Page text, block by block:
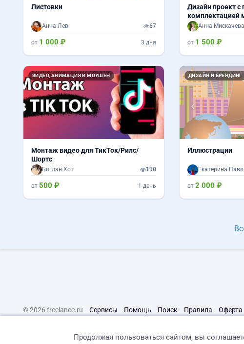
Листовки
Анна Лев 67
от 1 000 ₽ 3 дня
Дизайн проект с
комплектацией
Анна Мискачева
от 1 500 ₽
ВИДЕО, АНИМАЦИЯ И МОУШЕН
Монтаж видео для ТикТок/Рилс/
Шортс
Богдан Кот 190
от 500 ₽ 1 день
ДИЗАЙН И БРЕНДИНГ
Назад
Иллюстрации
Екатерина
от 2 000 ₽
© 2026 freelance.ru Сервисы Помощь Поиск Правила Оферта
Продолжая пользоваться сайтом, вы